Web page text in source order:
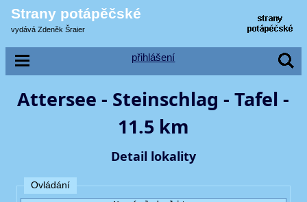
Strany potápěčské
vydává Zdeněk Šraier
přihlášení
Attersee - Steinschlag - Tafel -
11.5 km
Detail lokality
Ovládání